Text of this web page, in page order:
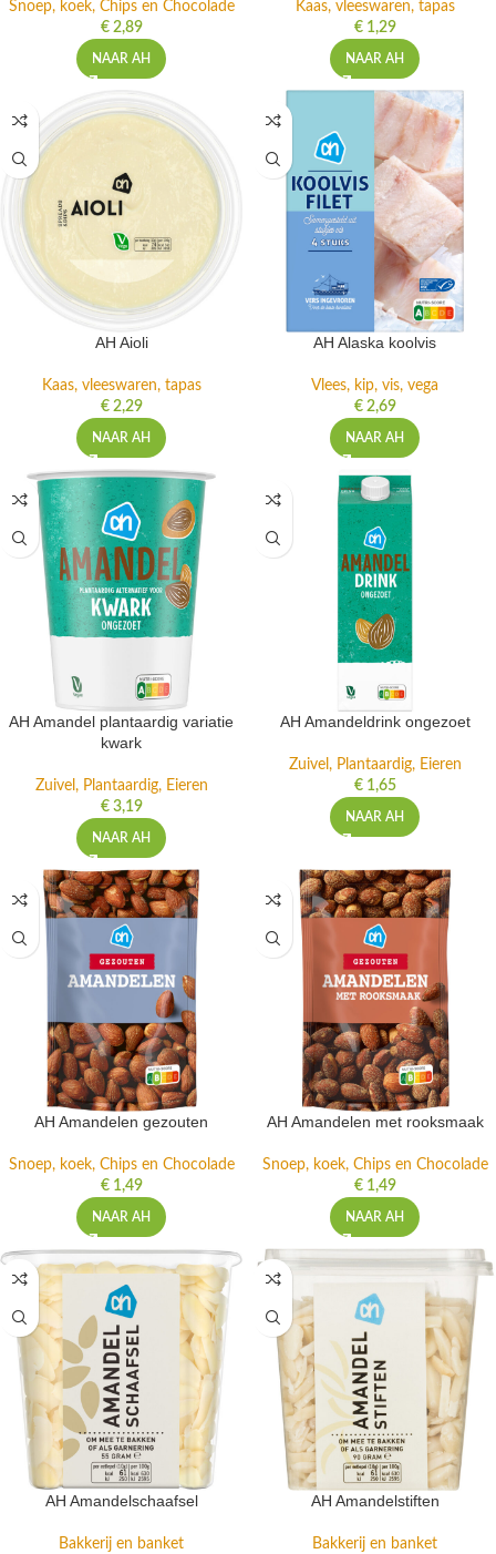
Snoep, koek, Chips en Chocolade
€2,89
NAAR AH
Kaas, vleeswaren, tapas
€1,29
NAAR AH
AH Aioli
Kaas, vleeswaren, tapas
€2,29
NAAR AH
AH Alaska koolvis
Vlees, kip, vis, vega
€2,69
NAAR AH
AH Amandel plantaardig variatie
kwark
Zuivel, Plantaardig, Eieren
€3,19
NAAR AH
AH Amandeldrink ongezoet
Zuivel, Plantaardig, Eieren
€1,65
NAAR AH
AH Amandelen gezouten
Snoep, koek, Chips en Chocolade
€1,49
NAAR AH
AH Amandelen met rooksmaak
Snoep, koek, Chips en Chocolade
€1,49
NAAR AH
AH Amandelschaafsel
Bakkerij en banket
AH Amandelstiften
Bakkerij en banket